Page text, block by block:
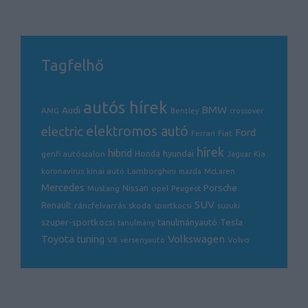
Tagfelhő
AMG Audi autós hírek Bentley BMW crossover
electric elektromos autó Ferrari Fiat Ford
genfi autószalon hibrid Honda hyundai hírek Jaguar Kia
koronavírus kínai autó Lamborghini mazda McLaren
Mercedes Mustang Nissan opel Peugeot Porsche
Renault ráncfelvarrás skoda sportkocsi SUV suzuki
szuper-sportkocsi tanulmány tanulmányautó Tesla
Toyota tuning V8 versenyautó Volkswagen Volvo